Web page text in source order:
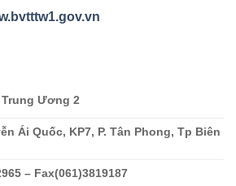
Ương 2
Ái Quốc, KP7, P. Tân Phong, Tp Biên
– Fax(061)3819187